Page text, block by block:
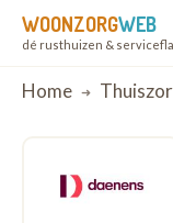
WOONZORGWEB
dé rusthuizen &
Breadcrumb
Home